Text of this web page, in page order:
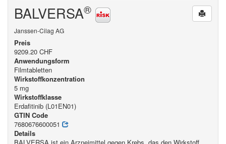
BALVERSA®
Janssen-Cilag AG
Preis
9209.20 CHF
Anwendungsform
Filmtabletten
Wirkstoffkonzentration
5 mg
Wirkstoffklasse
Erdafitinib (L01EN01)
GTIN Code
7680676600051
Details